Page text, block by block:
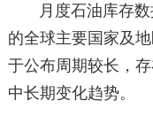
月度石油库存
的全球主要国家及
于公布周期较长，
中长期变化趋势。